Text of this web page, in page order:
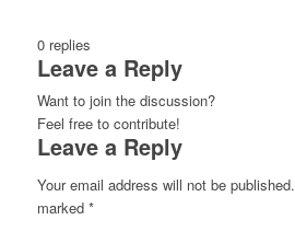
0 replies
Leave a Reply
Want to join the discussion?
Feel free to contribute!
Leave a Reply
Your email address will not be published.
marked *